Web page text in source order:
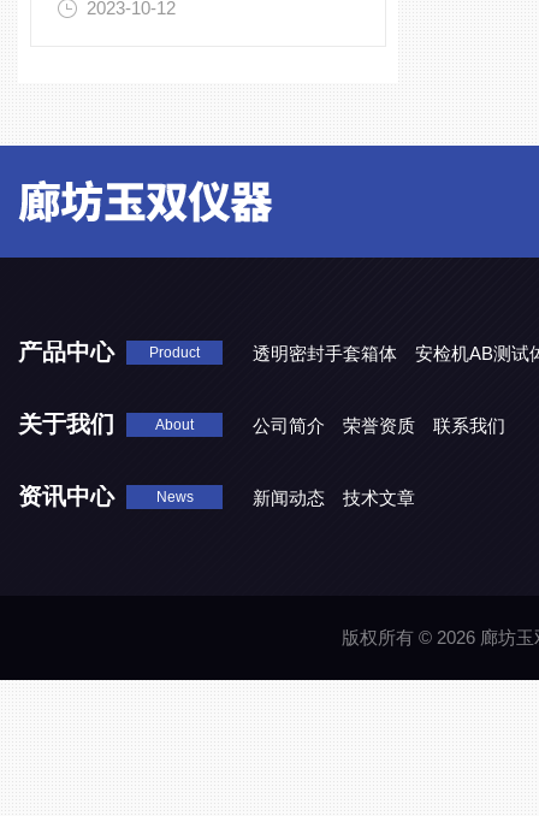
2023-10-12
产品中心 Product 透明密封手套箱体 安检机AB测试
关于我们 About 公司简介 荣誉资质 联系我们
资讯中心 News 新闻动态 技术文章
版权所有 © 2026 廊坊